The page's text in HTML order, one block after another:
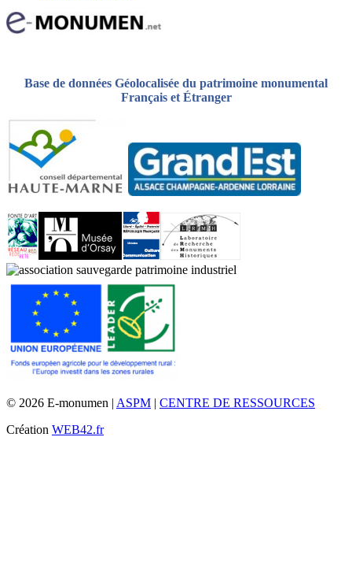
Base de données Géolocalisée du patrimoine monumental
Français et Étranger
© 2026 E-monumen | ASPM
CENTRE DE RESSOURCES
Création WEB42.fr